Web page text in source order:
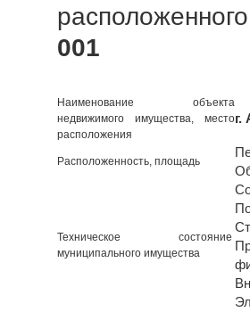
001
Наименование объекта
недвижимого имущества, место
расположения
г.
Расположенность, площадь
Техническое состояние
муниципального имущества